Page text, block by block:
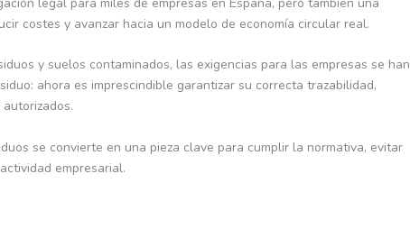
costes y avanzar hacia un modelo de economía circular real.
y suelos contaminados, las exigencias para las empresas se han
ahora es imprescindible garantizar su correcta trazabilidad,
se convierte en una pieza clave para cumplir la normativa, evitar
empresarial.